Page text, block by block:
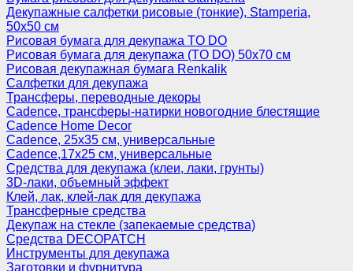
Декупажные салфетки рисовые (тонкие), Stamperia,
50х50 см
Рисовая бумага для декупажа TO DO
Рисовая бумага для декупажа (TO DO) 50х70 см
Рисовая декупажная бумага Renkalik
Салфетки для декупажа
Трансферы, переводные декоры
Cadence, трансферы-натирки новогодние блестящие
Cadence Home Decor
Cadence, 25х35 см, универсальные
Cadence,17х25 см, универсальные
Средства для декупажа (клеи, лаки, грунты)
3D-лаки, объемный эффект
Клей, лак, клей-лак для декупажа
Трансферные средства
Декупаж на стекле (запекаемые средства)
Средства DECOPATCH
Инструменты для декупажа
Заготовки и фурнитура